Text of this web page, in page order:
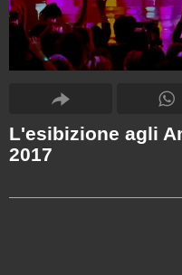
L'esibizione agli
2017